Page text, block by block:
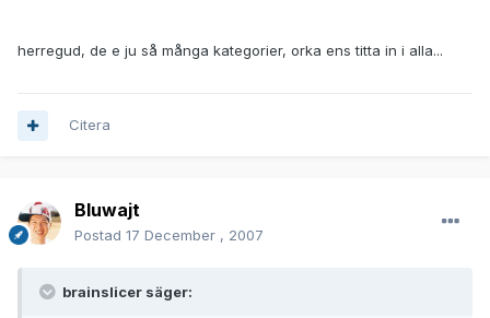
herregud, de e ju så många kategorier, orka ens titta in i alla...
Citera
Bluwajt
Postad 17 December , 2007
brainslicer säger: